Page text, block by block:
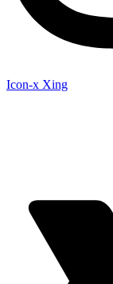
Icon-x Xing